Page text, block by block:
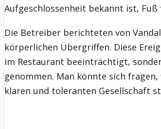
Aufgeschlossenheit bekannt ist, Fuß
Die Betreiber berichteten von
körperlichen Übergriffen. Diese
im Restaurant beeinträchtigt,
genommen. Man könnte sich
klaren und toleranten Gesellschaft